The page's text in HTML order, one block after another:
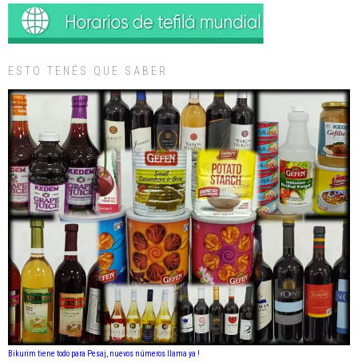
ESTO TENÉS QUE SABER
Bikurim tiene todo para Pesaj, nuevos números llama ya !